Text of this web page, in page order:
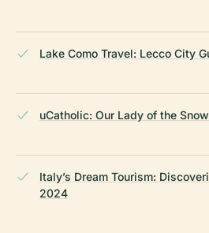
Lake Como Travel: Lecco City
uCatholic: Our Lady of the
Italy’s Dream Tourism:
2024